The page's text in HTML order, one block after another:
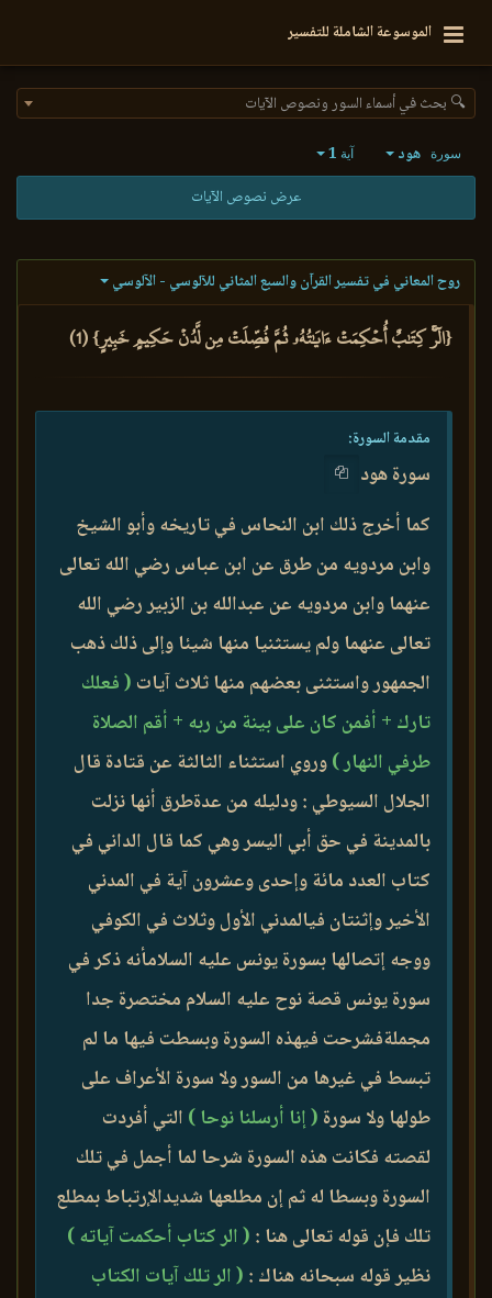
الموسوعة الشاملة للتفسير
🔍 بحث في أسماء السور ونصوص الآيات
سورة هود آية 1
عرض نصوص الآيات
روح المعاني في تفسير القرآن والسبع المثاني للآلوسي - الآلوسي
{الٓرۚ كِتَٰبٌ أُحۡكِمَتۡ ءَايَٰتُهُۥ ثُمَّ فُصِّلَتۡ مِن لَّدُنۡ حَكِيمٍ خَبِيرٍ} (1)
مقدمة السورة:
سورة هود
كما أخرج ذلك ابن النحاس في تاريخه وأبو الشيخ
وابن مردويه من طرق عن ابن عباس رضي الله تعالى
عنهما وابن مردويه عن عبدالله بن الزبير رضي الله
تعالى عنهما ولم يستثنيا منها شيئا وإلى ذلك ذهب
الجمهور واستثنى بعضهم منها ثلاث آيات ( فعلك
تارك + أفمن كان على بينة من ربه + أقم الصلاة
طرفي النهار )وروي استثناء الثالثة عن قتادة قال
الجلال السيوطي : ودليله من عدةطرق أنها نزلت
بالمدينة في حق أبي اليسر وهي كما قال الداني في
كتاب العدد مائة وإحدى وعشرون آية في المدني
الأخير وإثنتان فيالمدني الأول وثلاث في الكوفي
ووجه إتصالها بسورة يونس عليه السلامأنه ذكر في
سورة يونس قصة نوح عليه السلام مختصرة جدا
مجملةفشرحت فيهذه السورة وبسطت فيها ما لم
تبسط في غيرها من السور ولا سورة الأعراف على
طولها ولا سورة ( إنا أرسلنا نوحا ) التي أفردت
لقصته فكانت هذه السورة شرحا لما أجمل في تلك
السورة وبسطا له ثم إن مطلعها شديدالإرتباط بمطلع
تلك فإن قوله تعالى هنا : ( الر كتاب أحكمت آياته )
نظير قوله سبحانه هناك : ( الر تلك آيات الكتاب